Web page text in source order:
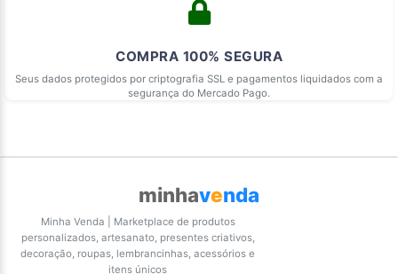
COMPRA 100% SEGURA
Seus dados protegidos por criptografia SSL e pagamentos liquidados com a
segurança do Mercado Pago.
minhavenda
Minha Venda | Marketplace de produtos
personalizados, artesanato, presentes criativos,
decoração, roupas, lembrancinhas, acessórios e
itens únicos